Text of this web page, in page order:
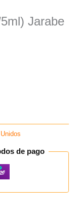
Jarabe
de pago